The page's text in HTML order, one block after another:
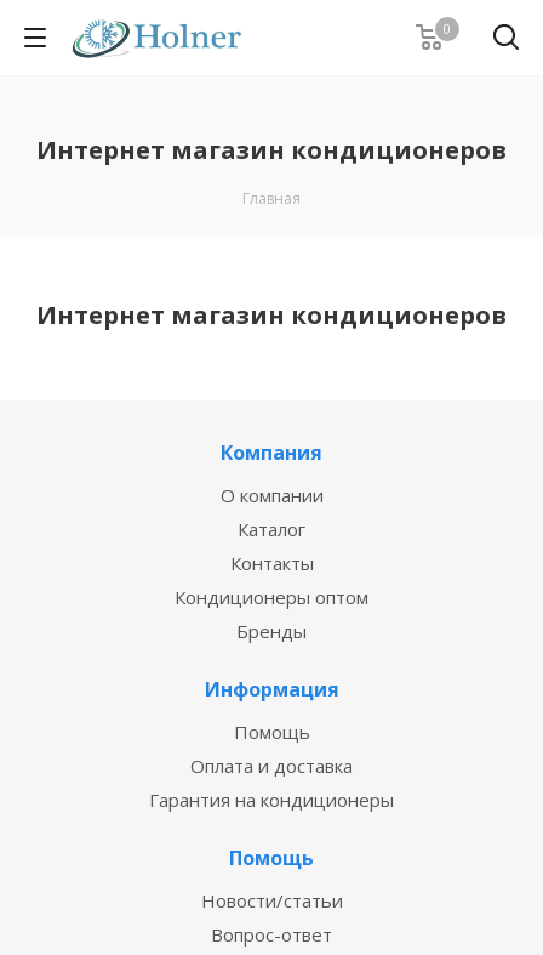
0
Интернет магазин кондиционеров
Главная
Интернет магазин кондиционеров
Компания
О компании
Каталог
Контакты
Кондиционеры оптом
Бренды
Информация
Помощь
Оплата и доставка
Гарантия на кондиционеры
Помощь
Новости/статьи
Вопрос-ответ